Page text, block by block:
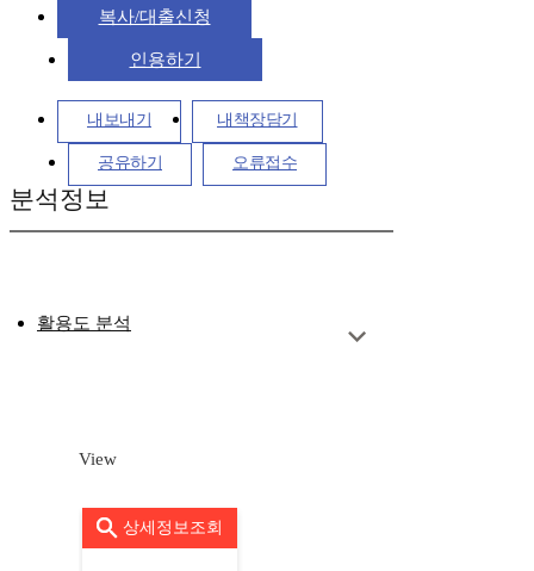
복사/대출신청
인용하기
내보내기 내책장담기
공유하기 오류접수
분석정보
활용도 분석
View
상세정보조회